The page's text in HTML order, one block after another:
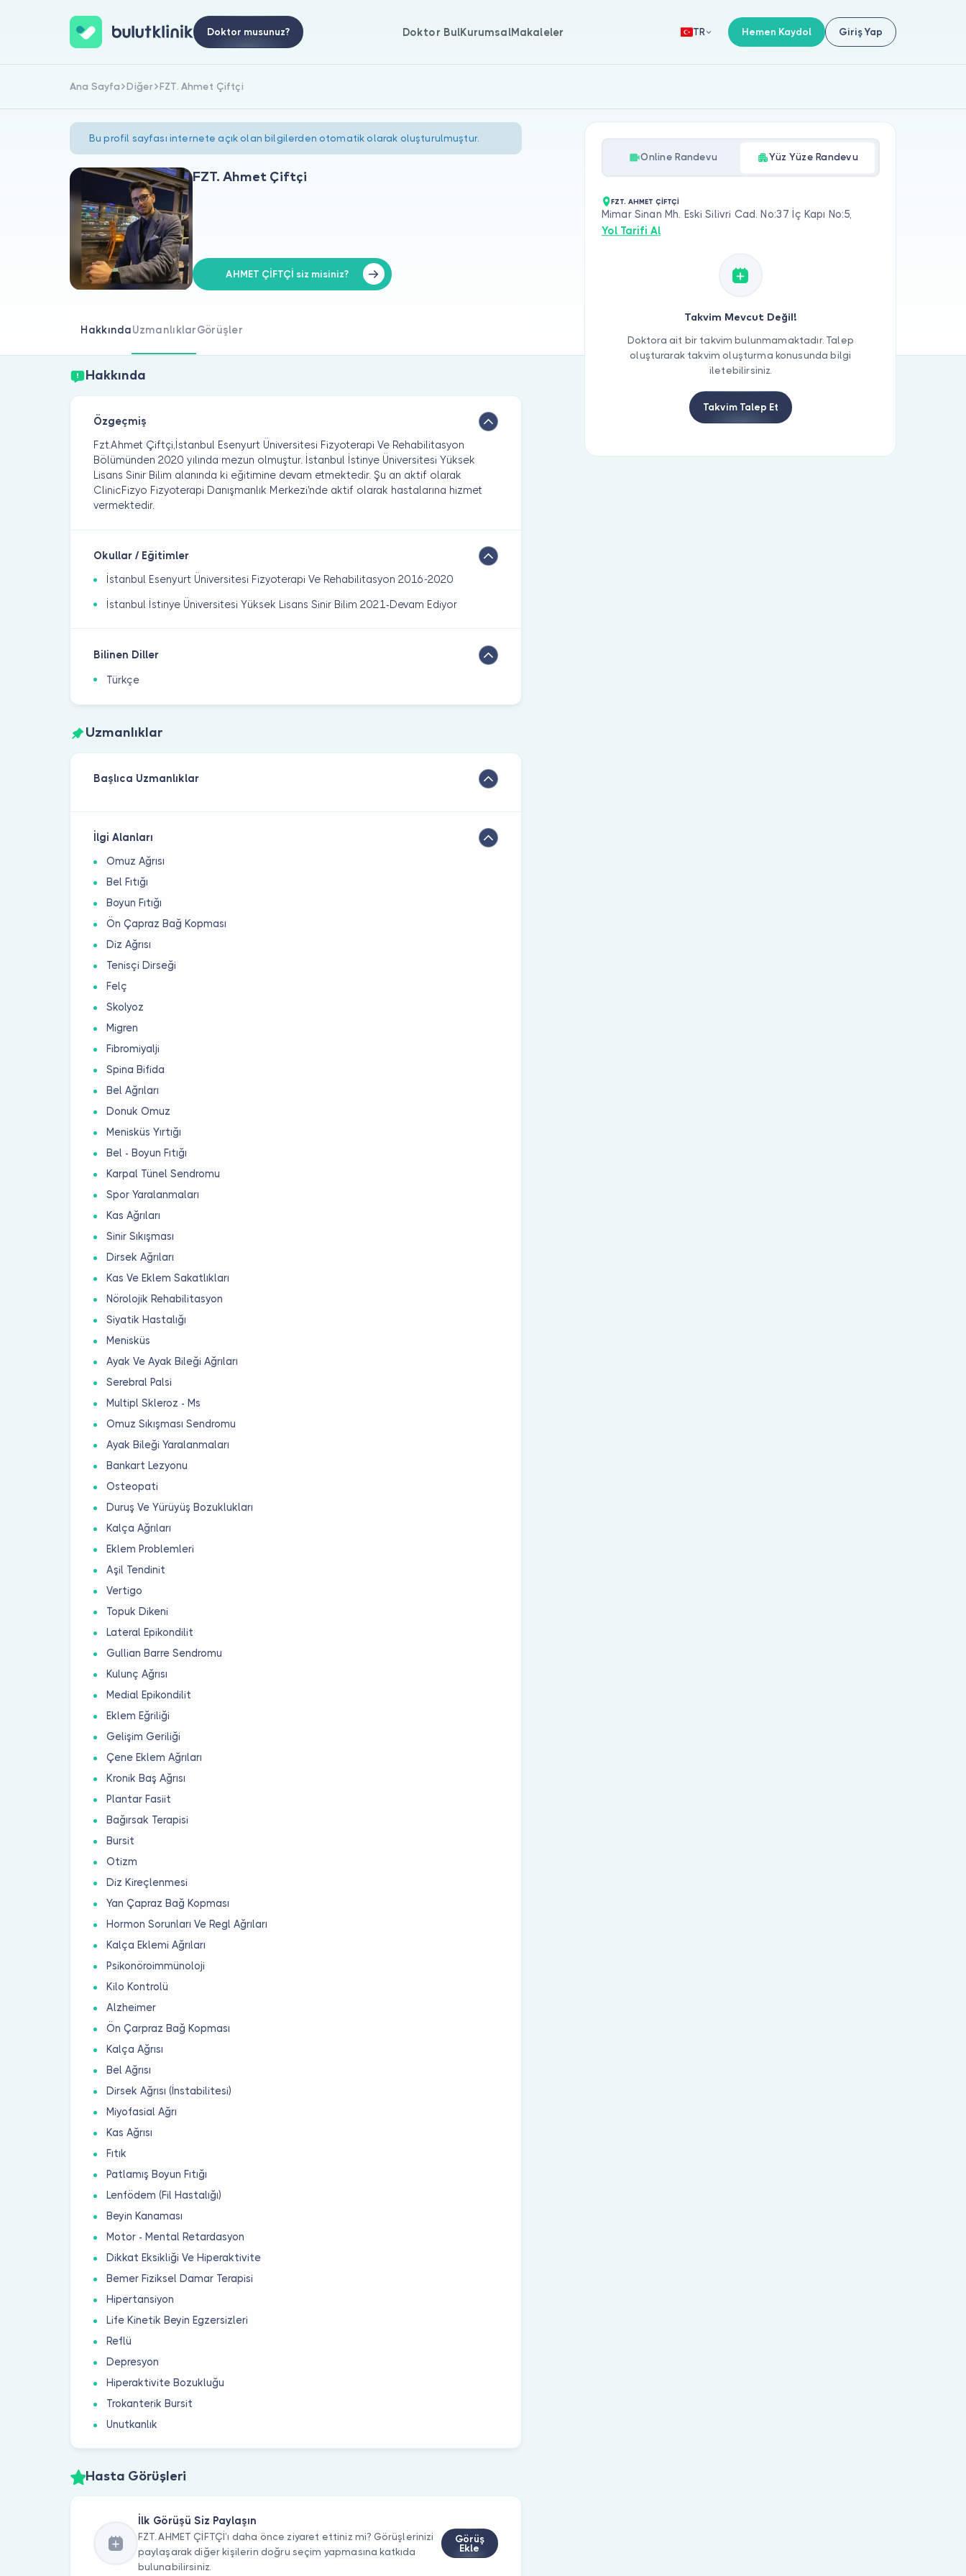
Doktor musunuz? Doktor BulKurumsalMakaleler TR Hemen Kaydol Giriş Yap
Ana Sayfa Diğer FZT. Ahmet Çiftçi
Bu profil sayfası internete açık olan bilgilerden otomatik olarak oluşturulmuştur.
FZT. Ahmet Çiftçi
AHMET ÇİFTÇİ siz misiniz?
HakkındaUzmanlıklarGörüşler
Hakkında
Özgeçmiş
Fzt.Ahmet Çiftçi,İstanbul Esenyurt Üniversitesi Fizyoterapi Ve Rehabilitasyon
Bölümünden 2020 yılında mezun olmuştur. İstanbul İstinye Üniversitesi Yüksek
Lisans Sinir Bilim alanında ki eğitimine devam etmektedir. Şu an aktif olarak
ClinicFizyo Fizyoterapi Danışmanlık Merkezi'nde aktif olarak hastalarına hizmet
vermektedir.
Okullar / Eğitimler
İstanbul Esenyurt Üniversitesi Fizyoterapi Ve Rehabilitasyon 2016-2020
İstanbul İstinye Üniversitesi Yüksek Lisans Sinir Bilim 2021-Devam Ediyor
Bilinen Diller
Türkçe
Uzmanlıklar
Başlıca Uzmanlıklar
İlgi Alanları
Omuz Ağrısı
Bel Fıtığı
Boyun Fıtığı
Ön Çapraz Bağ Kopması
Diz Ağrısı
Tenisçi Dirseği
Felç
Skolyoz
Migren
Fibromiyalji
Spina Bifida
Bel Ağrıları
Donuk Omuz
Menisküs Yırtığı
Bel - Boyun Fıtığı
Karpal Tünel Sendromu
Spor Yaralanmaları
Kas Ağrıları
Sinir Sıkışması
Dirsek Ağrıları
Kas Ve Eklem Sakatlıkları
Nörolojik Rehabilitasyon
Siyatik Hastalığı
Menisküs
Ayak Ve Ayak Bileği Ağrıları
Serebral Palsi
Multipl Skleroz - Ms
Omuz Sıkışması Sendromu
Ayak Bileği Yaralanmaları
Bankart Lezyonu
Osteopati
Duruş Ve Yürüyüş Bozuklukları
Kalça Ağrıları
Eklem Problemleri
Aşil Tendinit
Vertigo
Topuk Dikeni
Lateral Epikondilit
Gullian Barre Sendromu
Kulunç Ağrısı
Medial Epikondilit
Eklem Eğriliği
Gelişim Geriliği
Çene Eklem Ağrıları
Kronik Baş Ağrısı
Plantar Fasiit
Bağırsak Terapisi
Bursit
Otizm
Diz Kireçlenmesi
Yan Çapraz Bağ Kopması
Hormon Sorunları Ve Regl Ağrıları
Kalça Eklemi Ağrıları
Psikonöroimmünoloji
Kilo Kontrolü
Alzheimer
Ön Çarpraz Bağ Kopması
Kalça Ağrısı
Bel Ağrısı
Dirsek Ağrısı (İnstabilitesi)
Miyofasial Ağrı
Kas Ağrısı
Fıtık
Patlamış Boyun Fıtığı
Lenfödem (Fil Hastalığı)
Beyin Kanaması
Motor - Mental Retardasyon
Dikkat Eksikliği Ve Hiperaktivite
Bemer Fiziksel Damar Terapisi
Hipertansiyon
Life Kinetik Beyin Egzersizleri
Reflü
Depresyon
Hiperaktivite Bozukluğu
Trokanterik Bursit
Unutkanlık
Hasta Görüşleri
İlk Görüşü Siz Paylaşın
FZT. AHMET ÇİFTÇİ’ı daha önce ziyaret ettiniz mi? Görüşlerinizi
paylaşarak diğer kişilerin doğru seçim yapmasına katkıda
bulunabilirsiniz.
Görüş
Ekle
Online Randevu Yüz Yüze Randevu
FZT. AHMET ÇİFTÇİ
Mimar Sinan Mh. Eski Silivri Cad. No:37 İç Kapı No:5,
Yol Tarifi Al
Takvim Mevcut Değil!
Doktora ait bir takvim bulunmamaktadır. Talep
oluşturarak takvim oluşturma konusunda bilgi
iletebilirsiniz.
Takvim Talep Et